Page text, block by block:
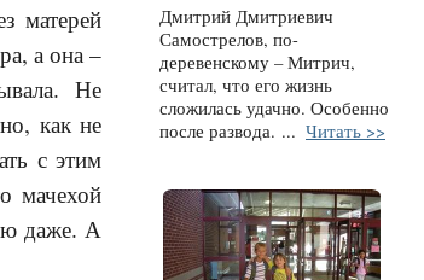
матерей
а она –
Не
как не
с этим
мачехой
даже. А
Дмитрий Дмитриевич
Самострелов, по-
деревенскому – Митрич,
считал, что его жизнь
сложилась удачно. Особенно
после развода. ... Читать >>